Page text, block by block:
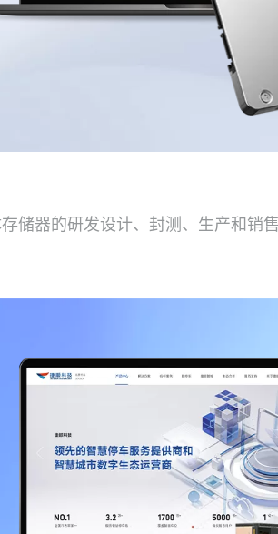
储器的研发设计、封测、生产和销